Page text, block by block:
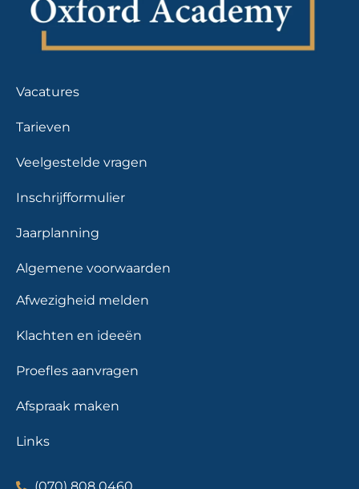
Vacatures
Tarieven
Veelgestelde vragen
Inschrijfformulier
Jaarplanning
Algemene voorwaarden
Afwezigheid melden
Klachten en ideeën
Proefles aanvragen
Afspraak maken
Links